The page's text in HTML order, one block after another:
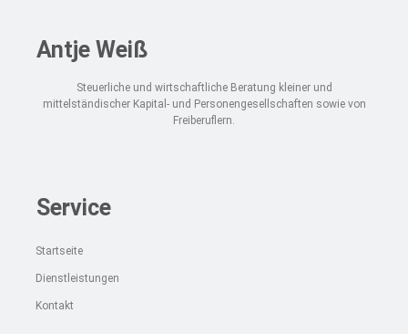
Antje Weiß
Steuerliche und wirtschaftliche Beratung kleiner und
mittelständischer Kapital- und Personengesellschaften sowie von
Freiberuflern.
Service
Startseite
Dienstleistungen
Kontakt